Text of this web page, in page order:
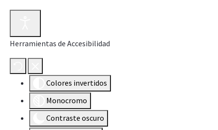
Herramientas de Accesibilidad
Colores invertidos
Monocromo
Contraste oscuro